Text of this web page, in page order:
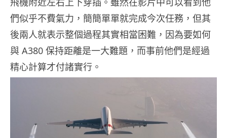
們似乎不費氣力，簡簡單單就完成今次任務，但其
後兩人就表示整個過程其實相當困難，因為要如何
與 A380 保持距離是一大難題，而事前他們是經過
精心計算才付諸實行。